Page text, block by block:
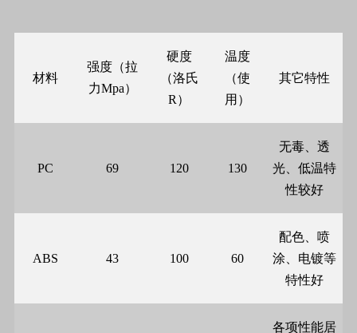
材料
强度（拉
力Mpa）
硬度
（洛氏
R ）
温度
（使
用）
其它特性
PC 69 120 130
无毒、透
光、低温特
性较好
ABS 43 100 60
配色、喷
涂、电镀等
特性好
各项性能居